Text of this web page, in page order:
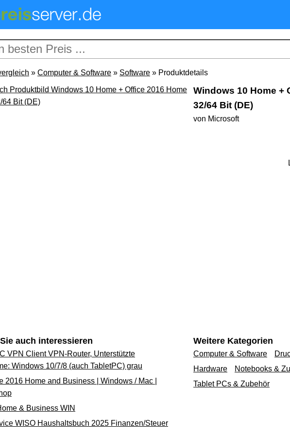
» Computer & Software » Software » Produktdetails
Windows 10 Home +
32/64 Bit (DE)
von Microsoft
auch interessieren
VPN Client VPN-Router, Unterstützte
Windows 10/7/8 (auch TabletPC) grau
2016 Home and Business | Windows / Mac |
& Business WIN
WISO Haushaltsbuch 2025 Finanzen/Steuer
Weitere Kategorien
Computer & Software
Hardware
Notebooks &
Tablet PCs & Zubehör